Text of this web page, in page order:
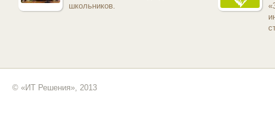
школьников.
© «ИТ Решения», 2013